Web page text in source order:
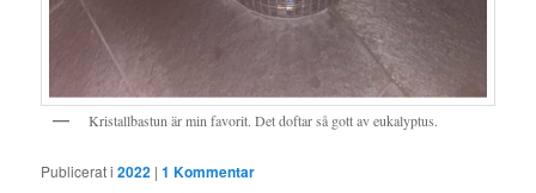
Kristallbastun är min favorit. Det doftar så gott av eukalyptus.
Publicerat i 2022 |1 Kommentar